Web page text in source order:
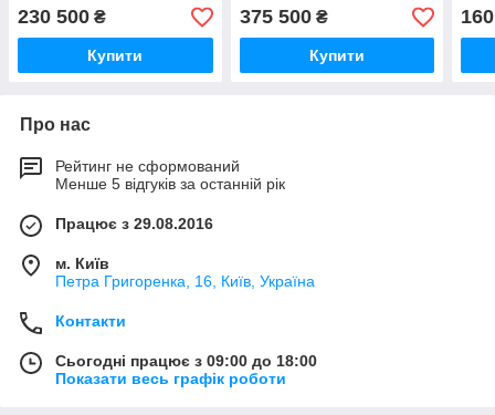
230 500 ₴
Купити
375 500₴
Купити
Про нас
Рейтинг не сформований
Менше 5 відгуків за останній рік
Працює з 29.08.2016
м. Київ
Петра Григоренка, 16, Київ, Україна
Контакти
Сьогодні працює з 09:00 до 18:00
Показати весь графік роботи